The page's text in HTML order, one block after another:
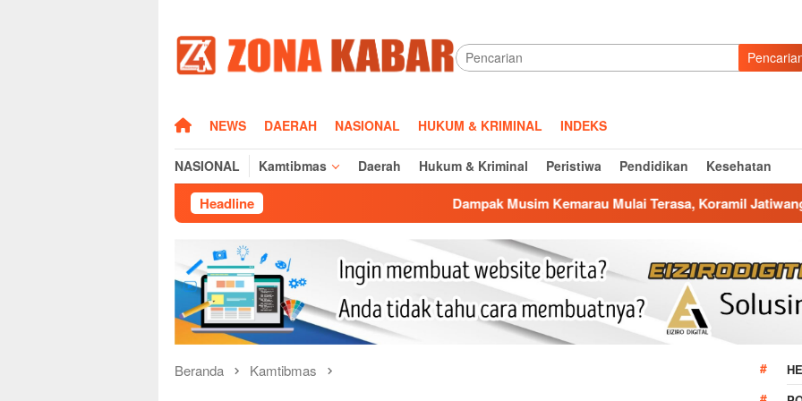
konten
HOMENEWS DAERAH NASIONAL HUKUM & KRIMINAL INDEKS
NASIONAL Kamtibmas Daerah Hukum & Kriminal Peristiwa Pendidikan Kesehatan
Headline Dampak Musim Kemarau Mulai Terasa, Koramil Jatiwangi Salurkan
Beranda Kamtibmas